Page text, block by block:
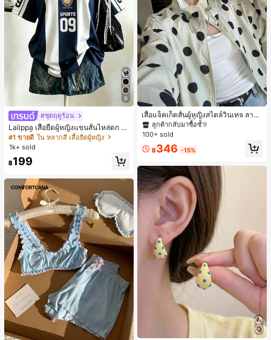
9
#ชุดฤดูร้อน
Lalippa เสื้อยืดผู้หญิงแขนสั้นไหล่ตก ค
อวีปกเสื้อ ลายพิมพ์ดิจิทัลลายทาง สไตล์
สปอร์ตแฟชั่นมินิมอล ของขวัญสำหรับเ
พื่อน
#1 ขายดี ใน หลากสี เสื้อยืดผู้หญิง
1k+ sold
฿199
เสื้อแจ็คเก็ตสั้นผู้หญิงสไตล์วินเทจ ลายจุ
ดขนาดใหญ่ คอตั้ง เอวเข้ารูป แขนพอง
ทรงหลวม แฟชั่นอเนกประสงค์ สำหรับใ
#1 ขายดี
ใน กระเป๋า เสื้อคลุมลำลอง
ลูกค้ากลับมาซื้อซ้ำ!
#1 ขายดี ใน กระเป๋า เสื้อคลุมลำลอง
ลูกค้ากลับมาซื้อซ้ำ!
#1 ขายดี ใน กระเป๋า เสื้อคลุมลำลอง
ลูกค้ากลับมาซื้อซ้ำ!
#1 ขายดี ใน กระเป๋า เสื้อคลุมลำลอง
100+ sold
฿346 -15%